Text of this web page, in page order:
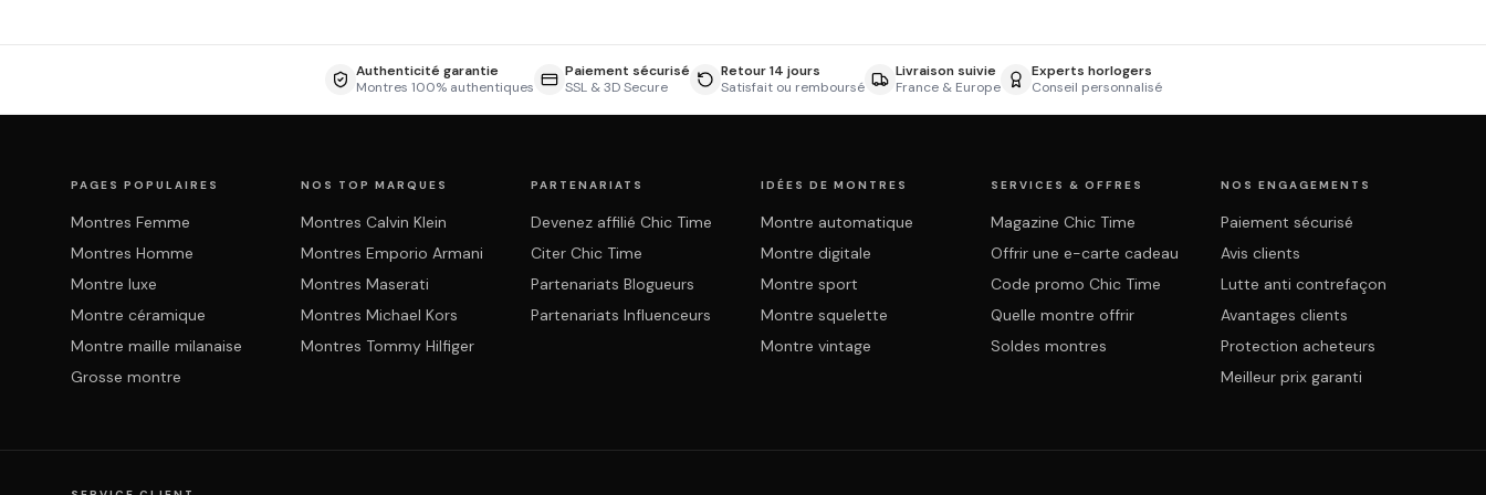
Authenticité garantie
Montres 100% authentiques
Paiement sécurisé
SSL & 3D Secure
Retour 14 jours
Satisfait ou remboursé
Livraison suivie
France & Europe
Experts horlogers
Conseil personnalisé
PAGES POPULAIRES
Montres Femme
Montres Homme
Montre luxe
Montre céramique
Montre maille milanaise
Grosse montre
NOS TOP MARQUES
Montres Calvin Klein
Montres Emporio Armani
Montres Maserati
Montres Michael Kors
Montres Tommy Hilfiger
PARTENARIATS
Devenez affilié Chic Time
Citer Chic Time
Partenariats Blogueurs
Partenariats Influenceurs
IDÉES DE MONTRES
Montre automatique
Montre digitale
Montre sport
Montre squelette
Montre vintage
SERVICES & OFFRES
Magazine Chic Time
Offrir une e-carte cadeau
Code promo Chic Time
Quelle montre offrir
Soldes montres
NOS ENGAGEMENTS
Paiement sécurisé
Avis clients
Lutte anti contrefaçon
Avantages clients
Protection acheteurs
Meilleur prix garanti